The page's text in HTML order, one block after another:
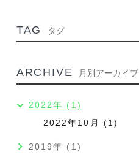
TAG タグ
ARCHIVE 月別アーカイブ
2022年 (1)
2022年10月 (1)
2019年 (1)